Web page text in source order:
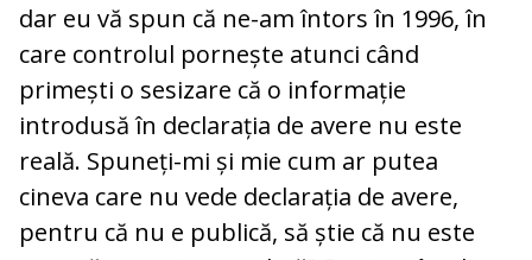
dar eu vă spun că ne-am întors în 1996, în
care controlul pornește atunci când
primești o sesizare că o informație
introdusă în declarația de avere nu este
reală. Spuneți-mi și mie cum ar putea
cineva care nu vede declarația de avere,
pentru că nu e publică, să știe că nu este